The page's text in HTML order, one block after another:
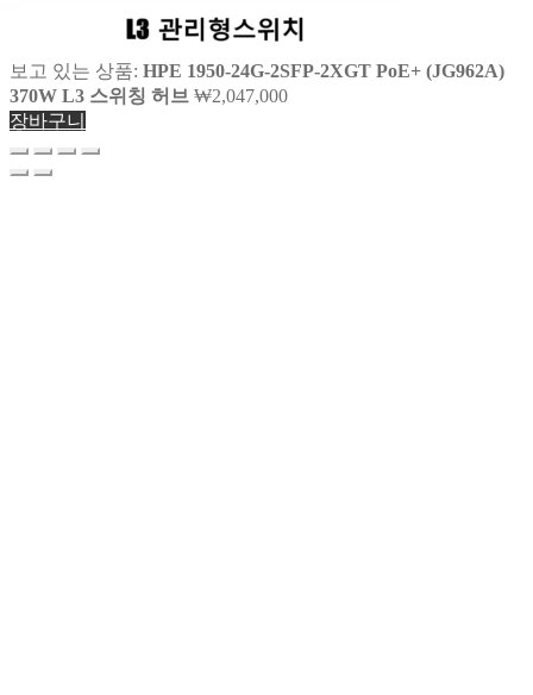
보고 있는 상품: HPE 1950-24G-2SFP-2XGT PoE+ (JG962A)
370W L3 스위칭 허브 ₩2,047,000
장바구니